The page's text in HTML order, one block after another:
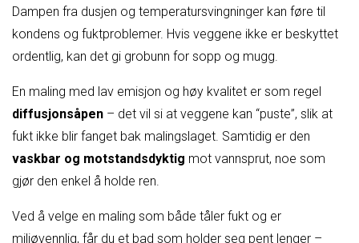
Dampen fra dusjen og temperatursvingninger kan føre til
kondens og fuktproblemer. Hvis veggene ikke er beskyttet
ordentlig, kan det gi grobunn for sopp og mugg.
En maling med lav emisjon og høy kvalitet er som regel
diffusjonsåpen – det vil si at veggene kan “puste”, slik at
fukt ikke blir fanget bak malingslaget. Samtidig er den
vaskbar og motstandsdyktig mot vannsprut, noe som
gjør den enkel å holde ren.
Ved å velge en maling som både tåler fukt og er
miljøvennlig, får du et bad som holder seg pent lenger –